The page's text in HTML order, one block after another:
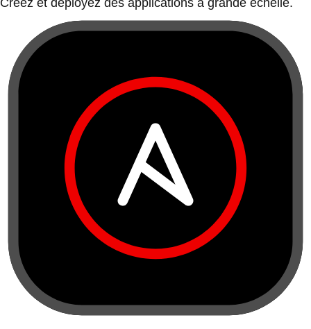
Créez et déployez des applications à grande échelle.